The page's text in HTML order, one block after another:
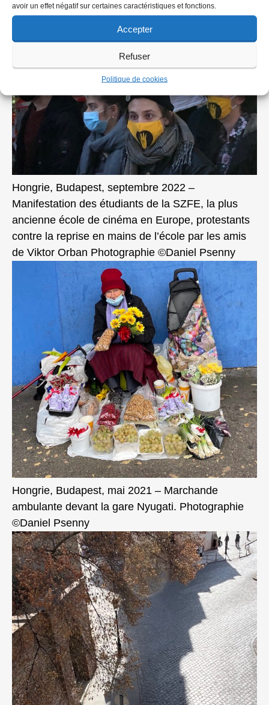
avoir un effet négatif sur certaines caractéristiques et fonctions.
Accepter
Refuser
Politique de cookies
Hongrie, Budapest, septembre 2022 –
Manifestation des étudiants de la SZFE, la plus
ancienne école de cinéma en Europe, protestants
contre la reprise en mains de l’école par les amis
de Viktor Orban Photographie ©Daniel Psenny
Hongrie, Budapest, mai 2021 – Marchande
ambulante devant la gare Nyugati. Photographie
©Daniel Psenny